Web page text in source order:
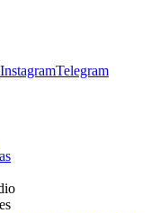
InstagramTelegram